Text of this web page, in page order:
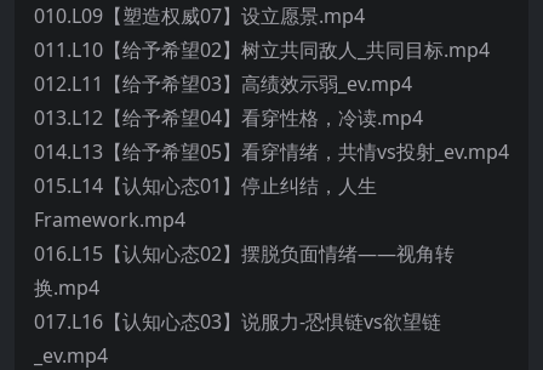
010.L09【塑造权威07】设立愿景.mp4
011.L10【给予希望02】树立共同敌人_共同目标.mp4
012.L11【给予希望03】高绩效示弱_ev.mp4
013.L12【给予希望04】看穿性格，冷读.mp4
014.L13【给予希望05】看穿情绪，共情vs投射_ev.mp4
015.L14【认知心态01】停止纠结，人生
Framework.mp4
016.L15【认知心态02】摆脱负面情绪——视角转
换.mp4
017.L16【认知心态03】说服力-恐惧链vs欲望链
_ev.mp4